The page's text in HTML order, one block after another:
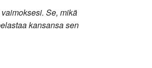
Se, mikä
kansansa sen